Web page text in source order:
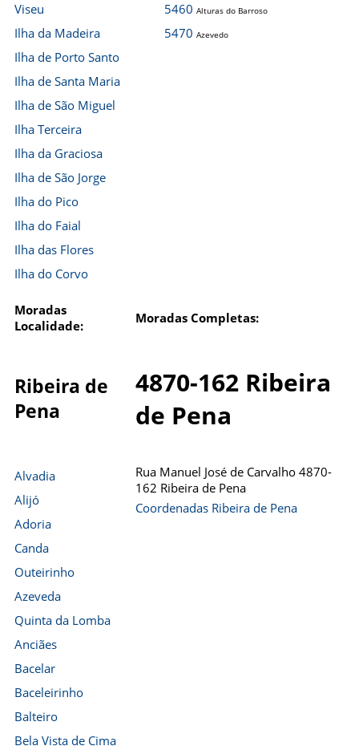
Viseu
Ilha da Madeira
Ilha de Porto Santo
Ilha de Santa Maria
Ilha de São Miguel
Ilha Terceira
Ilha da Graciosa
Ilha de São Jorge
Ilha do Pico
Ilha do Faial
Ilha das Flores
Ilha do Corvo
5460 Alturas do Barroso
5470 Azevedo
Moradas
Localidade:
Moradas Completas:
Ribeira de
Pena
4870-162 Ribeira
de Pena
Alvadia
Alijó
Adoria
Canda
Outeirinho
Azeveda
Quinta da Lomba
Anciães
Bacelar
Baceleirinho
Balteiro
Bela Vista de Cima
Rua Manuel José de Carvalho 4870-
162 Ribeira de Pena
Coordenadas Ribeira de Pena